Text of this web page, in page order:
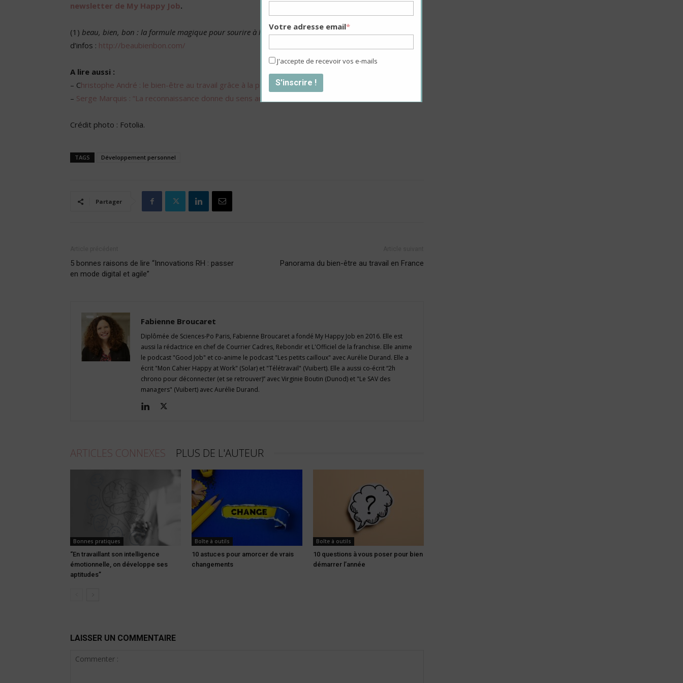
newsletter de My Happy Job.
(1) beau, bien, bon : la formule magique pour sourire à la vie, Elisabeth Grimaud, Marabout. Plus
d’infos : http://beaubienbon.com/
A lire aussi :
– Christophe André : le bien-être au travail grâce à la psychologie positive
– Serge Marquis : “La reconnaissance donne du sens au travail”
Crédit photo : Fotolia.
TAGS Développement personnel
Partager
5 bonnes raisons de lire “Innovations RH : passer
en mode digital et agile”
Panorama du bien-être au travail en France
Fabienne Broucaret
Diplômée de Sciences-Po Paris, Fabienne Broucaret a fondé My Happy Job en 2016. Elle est
aussi la rédactrice en chef de Courrier Cadres, Rebondir et L'Officiel de la franchise. Elle anime
le podcast "Good Job" et co-anime le podcast "Les petits cailloux" avec Aurélie Durand. Elle a
écrit "Mon Cahier Happy at Work" (Solar) et "Télétravail" (Vuibert). Elle a aussi co-écrit “2h
chrono pour déconnecter (et se retrouver)” avec Virginie Boutin (Dunod) et "Le SAV des
managers" (Vuibert) avec Aurélie Durand.
ARTICLES CONNEXES PLUS DE L'AUTEUR
Bonnes pratiques
“En travaillant son intelligence
émotionnelle, on développe ses
aptitudes”
Boîte à outils
10 astuces pour amorcer de vrais
changements
Boîte à outils
10 questions à vous poser pour bien
démarrer l’année
LAISSER UN COMMENTAIRE
Votre adresse email*
J'accepte de recevoir vos e-mails